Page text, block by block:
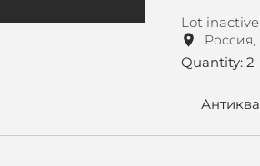
Lot inactive
Quantity: 2